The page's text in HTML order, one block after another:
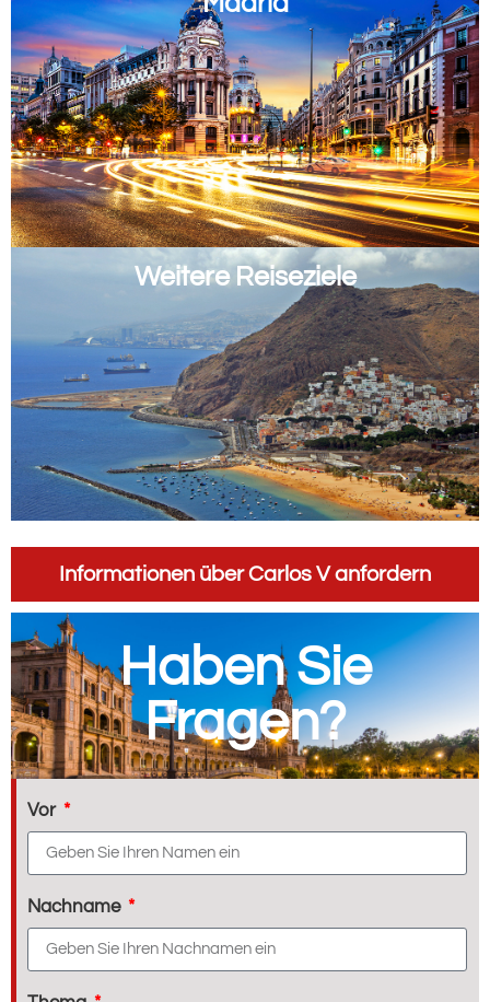
Weitere Reiseziele
Informationen über Carlos V anfordern
Haben Sie
Fragen?
Vor
Nachname